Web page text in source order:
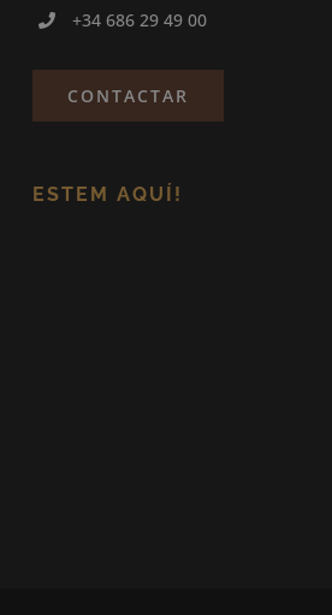
+34 686 29 49 00
CONTACTAR
ESTEM AQUÍ!